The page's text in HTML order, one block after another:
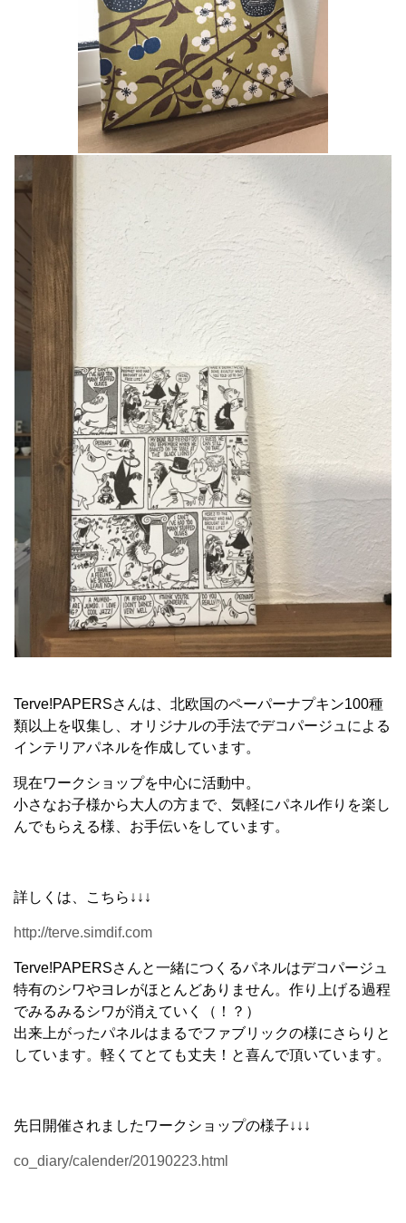
Terve!PAPERSさんは、北欧国のペーパーナプキン100種
類以上を収集し、オリジナルの手法でデコパージュによる
インテリアパネルを作成しています。
現在ワークショップを中心に活動中。
小さなお子様から大人の方まで、気軽にパネル作りを楽し
んでもらえる様、お手伝いをしています。
詳しくは、こちら↓↓↓
http://terve.simdif.com
Terve!PAPERSさんと一緒につくるパネルはデコパージュ
特有のシワやヨレがほとんどありません。作り上げる過程
でみるみるシワが消えていく（！？）
出来上がったパネルはまるでファブリックの様にさらりと
しています。軽くてとても丈夫！と喜んで頂いています。
先日開催されましたワークショップの様子↓↓↓
co_diary/calender/20190223.html